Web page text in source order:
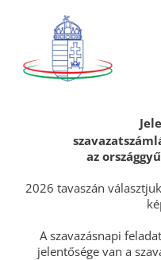
az
2026 tavaszán
A szavazásnapi
jelentősége van a